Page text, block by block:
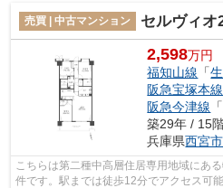
売買 | 中古マンション セルヴィオ
2,598万円
福知山線 「
阪急宝塚本線
阪急今津線 「
築29年 / 15
兵庫県西宮市
こちらは第二種中高層住居専用地域にあ
件です。駅までは徒歩12分でアクセス可